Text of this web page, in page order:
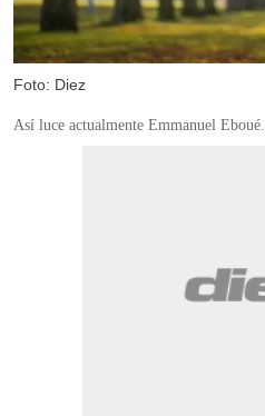
Foto: Diez
Así luce actualmente Emmanuel Eboué.